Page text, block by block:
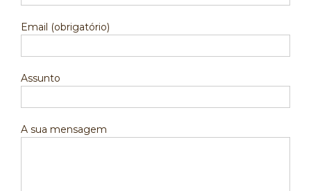
Email (obrigatório)
Assunto
A sua mensagem